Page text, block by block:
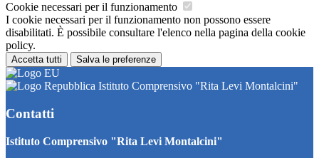
Cookie necessari per il funzionamento
I cookie necessari per il funzionamento non possono essere
disabilitati. È possibile consultare l'elenco nella pagina della cookie
policy.
Accetta tutti Salva le preferenze
Istituto Comprensivo "Rita Levi Montalcini"
Contatti
Istituto Comprensivo "Rita Levi Montalcini"